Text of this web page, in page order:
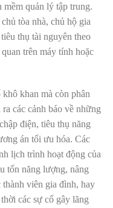
mềm quản lý tập trung.
tòa nhà, chủ hộ gia
thụ tài nguyên theo
trên máy tính hoặc
khan mà còn phân
các cảnh báo về những
điện, tiêu thụ năng
án tối ưu hóa. Các
lịch trình hoạt động của
tốn năng lượng, nâng
viên gia đình, hay
các sự cố gây lãng